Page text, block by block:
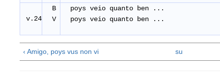
v.24
B
V
poys veio quanto ben ...
poys veio quanto ben ...
‹ Amigo, poys vus non vi su